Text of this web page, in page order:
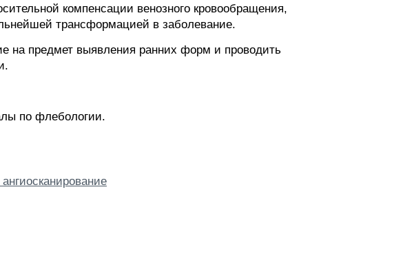
компенсации венозного кровообращения,
трансформацией в заболевание.
на предмет выявления ранних форм и проводить
по флебологии.